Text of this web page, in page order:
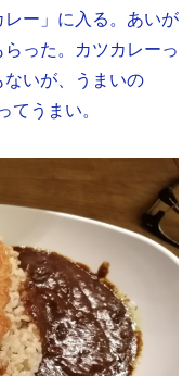
ー」に入る。あいが
った。カツカレーっ
いが、うまいの
てうまい。